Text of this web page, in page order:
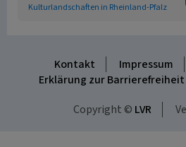
Kulturlandschaften in Rheinland-Pfalz
Kontakt Impressum
Erklärung zur Barrierefreiheit
Copyright © LVR